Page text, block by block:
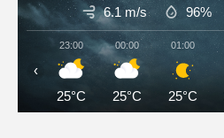
6.1 m/s 96%
23:00
25°C
00:00
25°C
01:00
25°C
‹